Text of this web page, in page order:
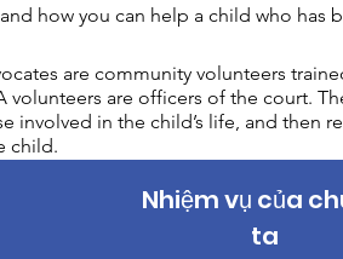
how you can help a child who has
are community volunteers
volunteers are officers of the court.
involved in the child’s life, and then
child.
Nhiệm vụ của
ta